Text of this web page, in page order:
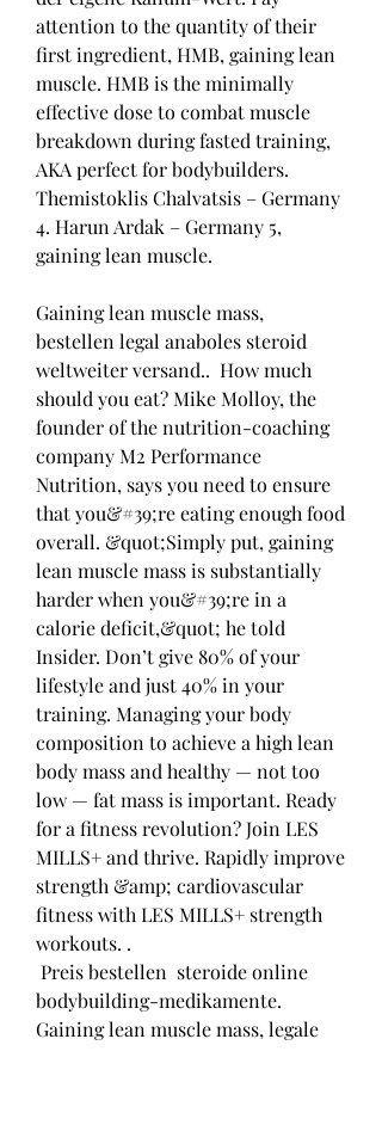
attention to the quantity of their
first ingredient, HMB, gaining lean
muscle. HMB is the minimally
effective dose to combat muscle
breakdown during fasted training,
AKA perfect for bodybuilders.
Themistoklis Chalvatsis – Germany
4. Harun Ardak – Germany 5,
gaining lean muscle.
Gaining lean muscle mass,
bestellen legal anaboles steroid
weltweiter versand..  How much
should you eat? Mike Molloy, the
founder of the nutrition-coaching
company M2 Performance
Nutrition, says you need to ensure
that you&#39;re eating enough food
overall. &quot;Simply put, gaining
lean muscle mass is substantially
harder when you&#39;re in a
calorie deficit,&quot; he told
Insider. Don’t give 80% of your
lifestyle and just 40% in your
training. Managing your body
composition to achieve a high lean
body mass and healthy — not too
low — fat mass is important. Ready
for a fitness revolution? Join LES
MILLS+ and thrive. Rapidly improve
strength &amp; cardiovascular
fitness with LES MILLS+ strength
workouts. .
bodybuilding-medikamente.
Gaining lean muscle mass, legale